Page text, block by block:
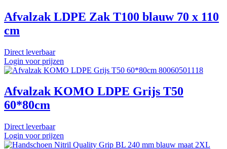
Afvalzak LDPE Zak T100 blauw 70 x 110
cm
Direct leverbaar
Login voor prijzen
80060501118
Afvalzak KOMO LDPE Grijs T50
60*80cm
Direct leverbaar
Login voor prijzen